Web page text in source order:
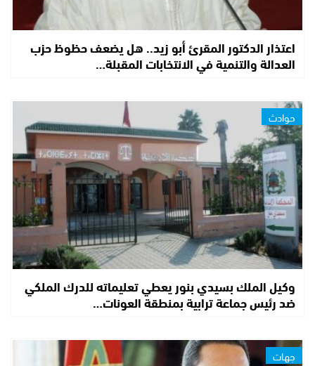
اعتذار الدكتور المقرئ أبو زيد.. هل يضعف حظوظ حزب
العدالة والتنمية في الانتخابات المقبلة…
حوادث
وكيل الملك بسيدي بنور يعطي تعليماته للدرك الملكي
ضد رئيس جماعة ترابية بمنطقة العونات…
جهات